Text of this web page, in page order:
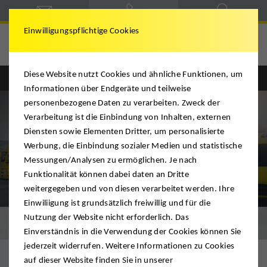
Über uns
Einwilligungspflichtige Cookies
Diese Website nutzt Cookies und ähnliche Funktionen, um
Informationen über Endgeräte und teilweise
personenbezogene Daten zu verarbeiten. Zweck der
Verarbeitung ist die Einbindung von Inhalten, externen
Diensten sowie Elementen Dritter, um personalisierte
Werbung, die Einbindung sozialer Medien und statistische
Messungen/Analysen zu ermöglichen. Je nach
Funktionalität können dabei daten an Dritte
weitergegeben und von diesen verarbeitet werden. Ihre
Einwiliigung ist grundsätzlich freiwillig und für die
Nutzung der Website nicht erforderlich. Das
Einverständnis in die Verwendung der Cookies können Sie
jederzeit widerrufen. Weitere Informationen zu Cookies
auf dieser Website finden Sie in unserer